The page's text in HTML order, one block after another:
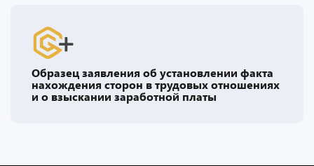
Образец заявления об установлении факта
нахождения сторон в трудовых отношениях
и о взыскании заработной платы